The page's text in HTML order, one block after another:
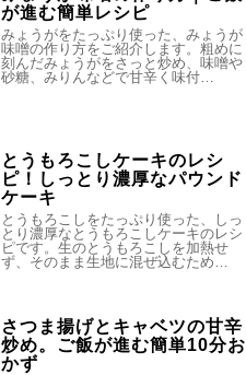
が進む簡単レシピ
みょうがをたっぷり使った、みょうが
味噌の作り方をご紹介します。粗めに
刻んだみょうがをさっと炒め、味噌や
砂糖、みりんなどで甘辛く味付…
とうもろこしケーキのレシ
ピ！しっとり濃厚なパウンド
ケーキ
とうもろこしをたっぷり使った、しっ
とり濃厚なとうもろこしケーキのレシ
ピです。生のとうもろこしを加熱せ
ず、そのまま生地に混ぜ込むため…
さつま揚げとキャベツの甘辛
炒め。ご飯が進む簡単10分お
かず